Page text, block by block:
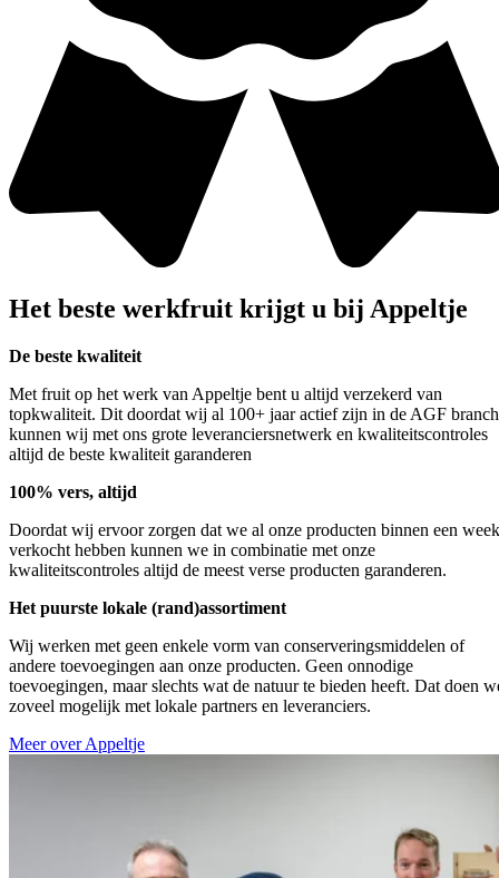
Het beste werkfruit krijgt u bij Appeltje
De beste kwaliteit
Met fruit op het werk van Appeltje bent u altijd verzekerd van
topkwaliteit. Dit doordat wij al 100+ jaar actief zijn in de AGF
kunnen wij met ons grote leveranciersnetwerk en kwaliteitscontroles
altijd de beste kwaliteit garanderen
100% vers, altijd
Doordat wij ervoor zorgen dat we al onze producten binnen een week
verkocht hebben kunnen we in combinatie met onze
kwaliteitscontroles altijd de meest verse producten garanderen.
Het puurste lokale (rand)assortiment
Wij werken met geen enkele vorm van conserveringsmiddelen of
andere toevoegingen aan onze producten. Geen onnodige
toevoegingen, maar slechts wat de natuur te bieden heeft. Dat doen
zoveel mogelijk met lokale partners en leveranciers.
Meer over Appeltje